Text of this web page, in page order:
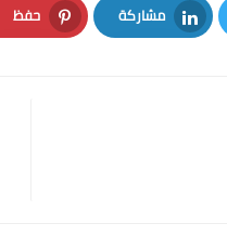
مشاركة
LinkedIn
حفظ